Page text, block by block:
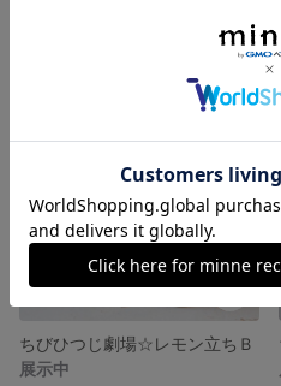
ちびひつじ劇場☆レモン立ちＢ
展示中